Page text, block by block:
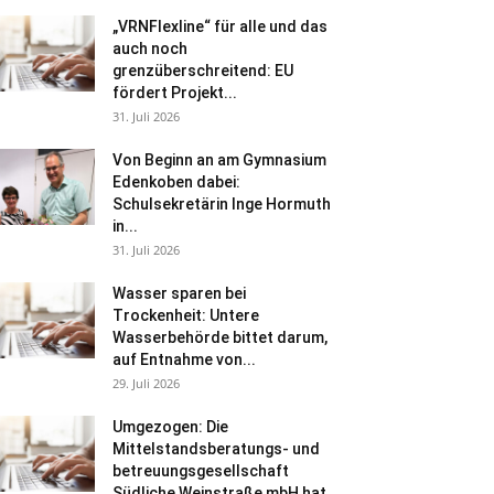
„VRNFlexline“ für alle und das
auch noch
grenzüberschreitend: EU
fördert Projekt...
31. Juli 2026
Von Beginn an am Gymnasium
Edenkoben dabei:
Schulsekretärin Inge Hormuth
in...
31. Juli 2026
Wasser sparen bei
Trockenheit: Untere
Wasserbehörde bittet darum,
auf Entnahme von...
29. Juli 2026
Umgezogen: Die
Mittelstandsberatungs- und
betreuungsgesellschaft